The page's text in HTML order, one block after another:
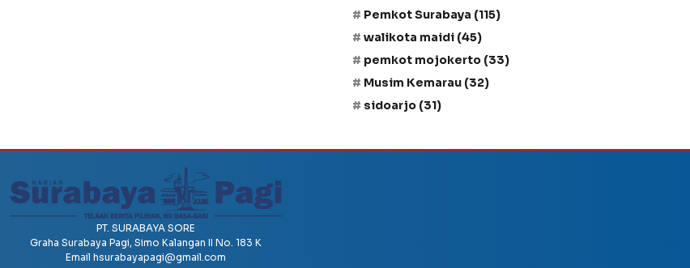
Pemkot Surabaya (115)
walikota maidi (45)
pemkot mojokerto (33)
Musim Kemarau (32)
sidoarjo (31)
PT. SURABAYA SORE
Graha Surabaya Pagi, Simo Kalangan II No. 183 K
Email hsurabayapagi@gmail.com